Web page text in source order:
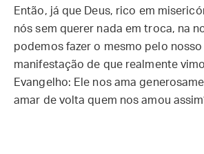
Então, já que Deus, rico em
nós sem querer nada em troca, na
podemos fazer o mesmo pelo nosso
manifestação de que realmente
Evangelho: Ele nos ama
amar de volta quem nos amou